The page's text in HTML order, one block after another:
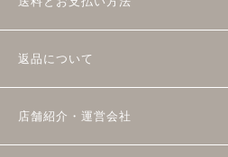
返品について
店舗紹介・運営会社